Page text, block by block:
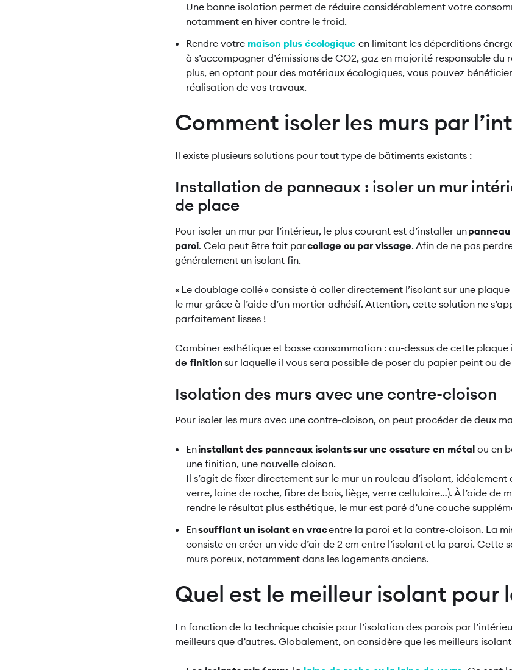
Une bonne isolation permet de réduire considérablement votre
notamment en hiver contre le froid.
Rendre votre maison plus écologique en limitant les déperditions
à s’accompagner d’émissions de CO2, gaz en majorité responsable
plus, en optant pour des matériaux écologiques, vous pouvez
réalisation de vos travaux.
Comment isoler les murs par
Il existe plusieurs solutions pour tout type de bâtiments existants :
Installation de panneaux : isoler un mur
de place
Pour isoler un mur par l’intérieur, le plus courant est d’installer un
paroi. Cela peut être fait parcollage ou par vissage. Afin de ne pas
généralement un isolant fin.
« Le doublage collé » consiste à coller directement l’isolant sur une
le mur grâce à l’aide d’un mortier adhésif. Attention, cette solution ne
parfaitement lisses !
Combiner esthétique et basse consommation : au-dessus de cette plaque
de finitionsur laquelle il vous sera possible de poser du papier peint ou
Isolation des murs avec une contre-cloison
Pour isoler les murs avec une contre-cloison, on peut procéder de deux
Eninstallant des panneaux isolants sur une ossature en métal ou en
une finition, une nouvelle cloison.
Il s’agit de fixer directement sur le mur un rouleau d’isolant,
verre, laine de roche, fibre de bois, liège, verre cellulaire…). À l’aide de
rendre le résultat plus esthétique, le mur est paré d’une couche
Ensoufflant un isolant en vracentre la paroi et la contre-cloison. La
consiste en créer un vide d’air de 2 cm entre l’isolant et la paroi. Cette
murs poreux, notamment dans les logements anciens.
Quel est le meilleur isolant pour
En fonction de la technique choisie pour l’isolation des parois par
meilleurs que d’autres. Globalement, on considère que les meilleurs